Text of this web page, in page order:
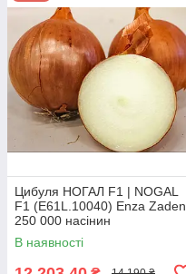
Цибуля НОГАЛ F1 | NOGAL
F1 (E61L.10040) Enza Zaden
250 000 насінин
В наявності